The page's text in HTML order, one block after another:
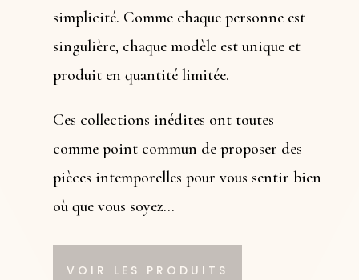
simplicité. Comme chaque personne est
singulière, chaque modèle est unique et
produit en quantité limitée.
Ces collections inédites ont toutes
comme point commun de proposer des
pièces intemporelles pour vous sentir bien
où que vous soyez…
VOIR LES PRODUITS